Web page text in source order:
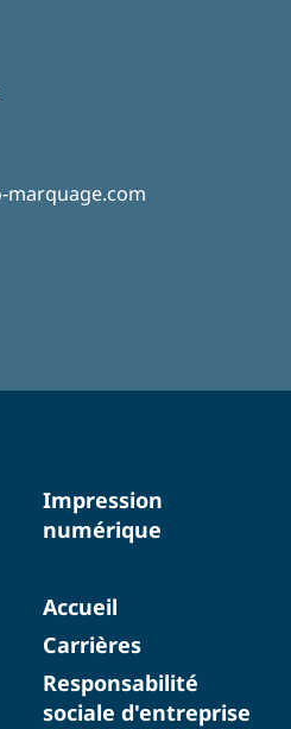
marquage.com
Impression
numérique
Accueil
Carrières
Responsabilité
sociale d'entreprise